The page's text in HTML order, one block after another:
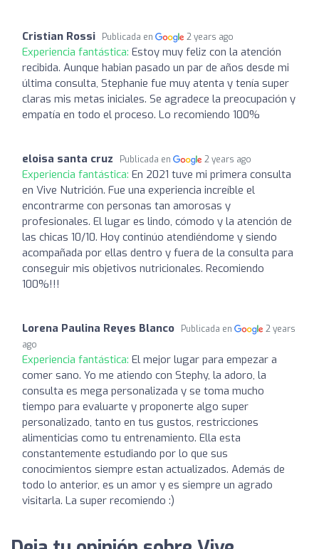
Cristian Rossi Publicada en 2 years ago
Experiencia fantástica: Estoy muy feliz con la atención
recibida. Aunque habian pasado un par de años desde mi
última consulta, Stephanie fue muy atenta y tenía super
claras mis metas iniciales. Se agradece la preocupación y
empatía en todo el proceso. Lo recomiendo 100%
eloisa santa cruz Publicada en 2 years ago
Experiencia fantástica: En 2021 tuve mi primera consulta
en Vive Nutrición. Fue una experiencia increíble el
encontrarme con personas tan amorosas y
profesionales. El lugar es lindo, cómodo y la atención de
las chicas 10/10. Hoy continúo atendiéndome y siendo
acompañada por ellas dentro y fuera de la consulta para
conseguir mis objetivos nutricionales. Recomiendo
100%!!!
Lorena Paulina Reyes Blanco Publicada en
2 years
ago
Experiencia fantástica: El mejor lugar para empezar a
comer sano. Yo me atiendo con Stephy, la adoro, la
consulta es mega personalizada y se toma mucho
tiempo para evaluarte y proponerte algo super
personalizado, tanto en tus gustos, restricciones
alimenticias como tu entrenamiento. Ella esta
constantemente estudiando por lo que sus
conocimientos siempre estan actualizados. Además de
todo lo anterior, es un amor y es siempre un agrado
visitarla. La super recomiendo :)